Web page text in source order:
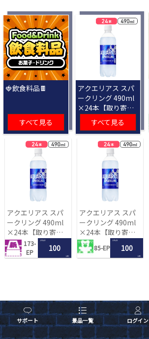
サポート 景品一覧 ログイン
🍓飲食料品🍫
すべて見る
アクエリアス スパ
ークリング 490ml
×24本【取り寄せ
入荷後次第発送】
すべて見る
アクエリアス スパ
ークリング 490ml
×24本【取り寄せ
入荷後次第発送】
173-
EP
1 PLAY
100
LRC
アクエリアス スパ
ークリング 490ml
×24本【取り寄せ
入荷後次第発送】
85-EP
1 PLAY
100
LRC